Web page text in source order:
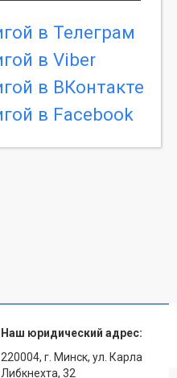
Наш юридический адрес:
220004, г. Минск, ул. Карла
Либкнехта, 32